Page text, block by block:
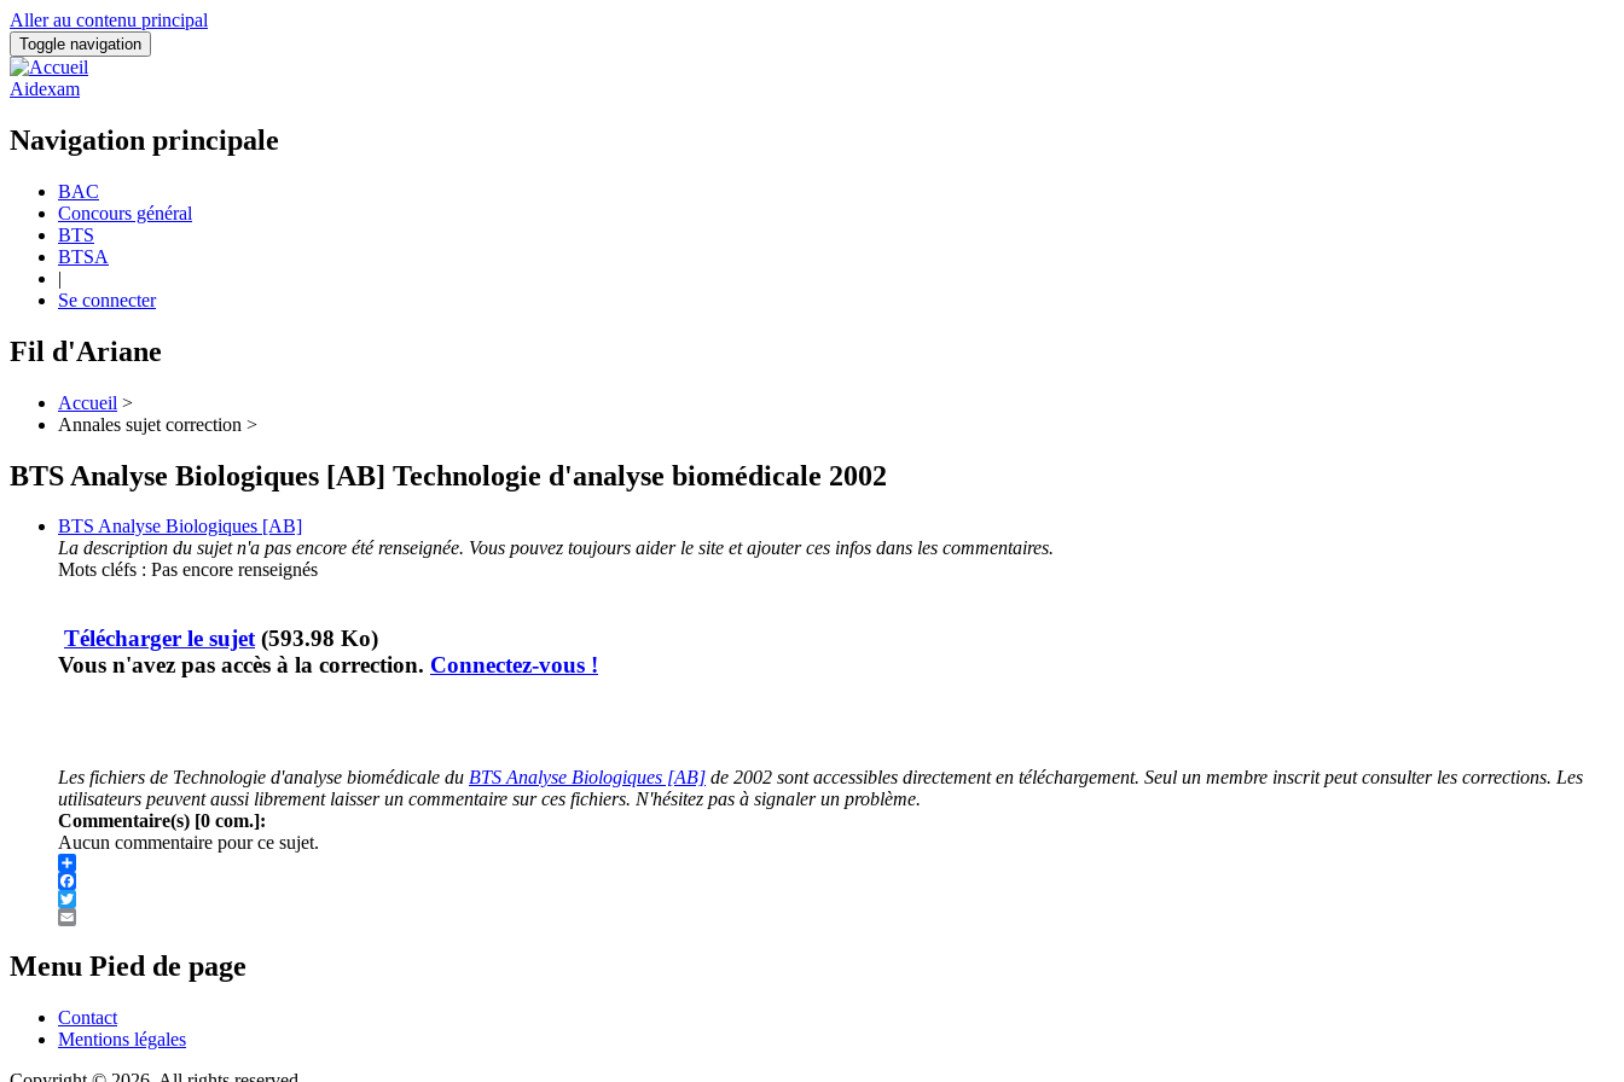
Aller au contenu principal
Toggle navigation
Aidexam
Navigation principale
BAC
Concours général
BTS
BTSA
|
Se connecter
Fil d'Ariane
Accueil >
Annales sujet correction >
BTS Analyse Biologiques [AB] Technologie d'analyse biomédicale 2002
BTS Analyse Biologiques [AB]
La description du sujet n'a pas encore été renseignée. Vous pouvez toujours aider le site et ajouter ces infos dans les commentaires.
Mots cléfs : Pas encore renseignés
Télécharger le sujet (593.98 Ko)
Vous n'avez pas accès à la correction. Connectez-vous !
Les fichiers de Technologie d'analyse biomédicale du BTS Analyse Biologiques [AB] de 2002 sont accessibles directement en téléchargement. Seul un membre inscrit peut consulter les corrections. Les
utilisateurs peuvent aussi librement laisser un commentaire sur ces fichiers. N'hésitez pas à signaler un problème.
Commentaire(s) [0 com.]:
Aucun commentaire pour ce sujet.
Share
Facebook
Twitter
Menu Pied de page
Contact
Mentions légales